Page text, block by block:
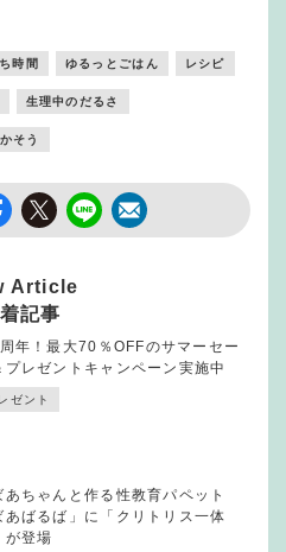
時間 ゆるっとごはん レシピ
生理中のだるさ
そう
Article
記事
年！最大70％OFFのサマーセー
プレゼントキャンペーン実施中
ゼント
あちゃんと作る性教育パペット
あばるば」に「クリトリス一体
が登場